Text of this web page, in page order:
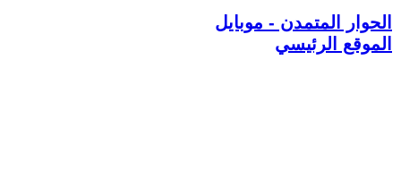
الحوار المتمدن - موبايل
الموقع الرئيسي